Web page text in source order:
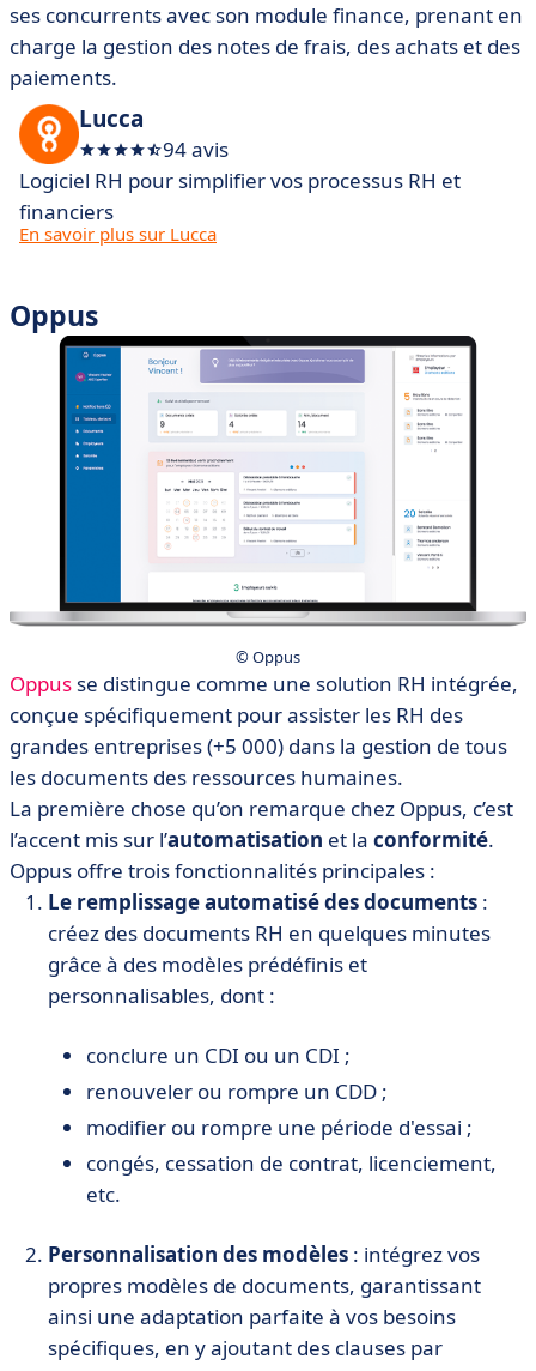
ses concurrents avec son module finance, prenant en
charge la gestion des notes de frais, des achats et des
paiements.
Lucca
94 avis
Logiciel RH pour simplifier vos processus RH et
financiers
En savoir plus sur Lucca
Oppus
© Oppus
Oppus se distingue comme une solution RH intégrée,
conçue spécifiquement pour assister les RH des
grandes entreprises (+5 000) dans la gestion de tous
les documents des ressources humaines.
La première chose qu’on remarque chez Oppus, c’est
l’accent mis sur l’automatisation et la conformité.
Oppus offre trois fonctionnalités principales :
Le remplissage automatisé des documents :
créez des documents RH en quelques minutes
grâce à des modèles prédéfinis et
personnalisables, dont :
conclure un CDI ou un CDI ;
renouveler ou rompre un CDD ;
modifier ou rompre une période d'essai ;
congés, cessation de contrat, licenciement,
etc.
Personnalisation des modèles : intégrez vos
propres modèles de documents, garantissant
ainsi une adaptation parfaite à vos besoins
spécifiques, en y ajoutant des clauses par